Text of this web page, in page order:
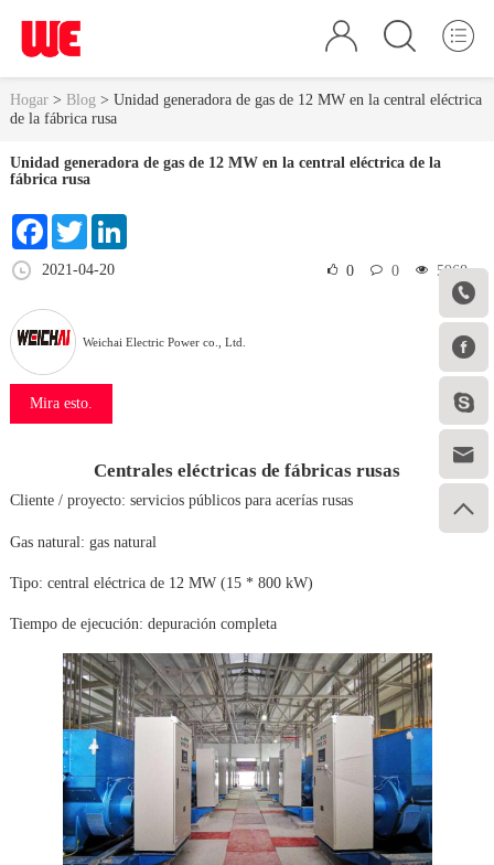





Hogar> Blog > Unidad generadora de gas de 12 MW en la central eléctrica
de la fábrica rusa
Unidad generadora de gas de 12 MW en la central eléctrica de la
fábrica rusa
FacebookTwitterLinkedIn
2021-04-20 0 0 5968
Weichai Electric Power co., Ltd.
Mira esto.
Centrales eléctricas de fábricas rusas
Cliente / proyecto: servicios públicos para acerías rusas
Gas natural: gas natural
Tipo: central eléctrica de 12 MW (15 * 800 kW)
Tiempo de ejecución: depuración completa